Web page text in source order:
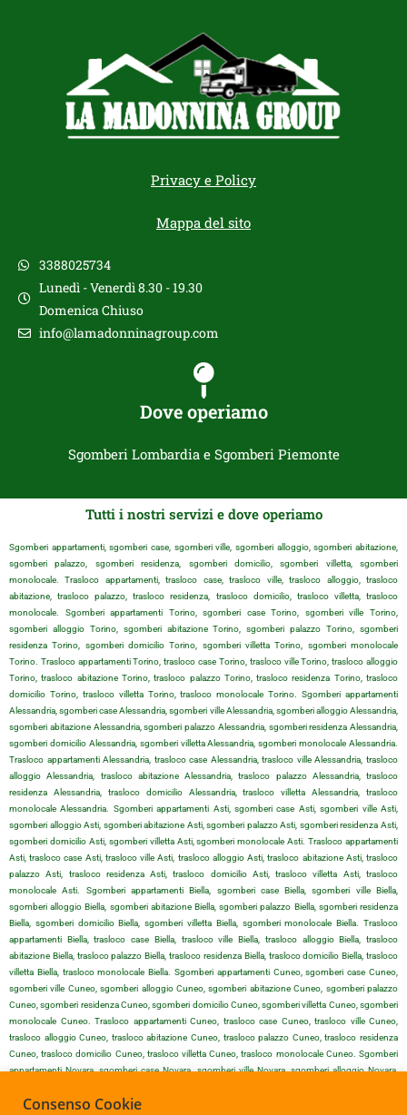
Privacy e Policy
Mappa del sito
3388025734
Lunedì - Venerdì 8.30 - 19.30
Domenica Chiuso
info@lamadonninagroup.com
Dove operiamo
Sgomberi Lombardia e Sgomberi Piemonte
Tutti i nostri servizi e dove operiamo
Sgomberi appartamenti, sgomberi case, sgomberi ville, sgomberi alloggio, sgomberi abitazione,
sgomberi palazzo, sgomberi residenza, sgomberi domicilio, sgomberi villetta, sgomberi
monolocale. Trasloco appartamenti, trasloco case, trasloco ville, trasloco alloggio, trasloco
abitazione, trasloco palazzo, trasloco residenza, trasloco domicilio, trasloco villetta, trasloco
monolocale. Sgomberi appartamenti Torino, sgomberi case Torino, sgomberi ville Torino,
sgomberi alloggio Torino, sgomberi abitazione Torino, sgomberi palazzo Torino, sgomberi
residenza Torino, sgomberi domicilio Torino, sgomberi villetta Torino, sgomberi monolocale
Torino. Trasloco appartamenti Torino, trasloco case Torino, trasloco ville Torino, trasloco alloggio
Torino, trasloco abitazione Torino, trasloco palazzo Torino, trasloco residenza Torino, trasloco
domicilio Torino, trasloco villetta Torino, trasloco monolocale Torino. Sgomberi appartamenti
Alessandria, sgomberi case Alessandria, sgomberi ville Alessandria, sgomberi alloggio Alessandria,
sgomberi abitazione Alessandria, sgomberi palazzo Alessandria, sgomberi residenza Alessandria,
sgomberi domicilio Alessandria, sgomberi villetta Alessandria, sgomberi monolocale Alessandria.
Trasloco appartamenti Alessandria, trasloco case Alessandria, trasloco ville Alessandria, trasloco
alloggio Alessandria, trasloco abitazione Alessandria, trasloco palazzo Alessandria, trasloco
residenza Alessandria, trasloco domicilio Alessandria, trasloco villetta Alessandria, trasloco
monolocale Alessandria. Sgomberi appartamenti Asti, sgomberi case Asti, sgomberi ville Asti,
sgomberi alloggio Asti, sgomberi abitazione Asti, sgomberi palazzo Asti, sgomberi residenza Asti,
sgomberi domicilio Asti, sgomberi villetta Asti, sgomberi monolocale Asti. Trasloco appartamenti
Asti, trasloco case Asti, trasloco ville Asti, trasloco alloggio Asti, trasloco abitazione Asti, trasloco
palazzo Asti, trasloco residenza Asti, trasloco domicilio Asti, trasloco villetta Asti, trasloco
monolocale Asti. Sgomberi appartamenti Biella, sgomberi case Biella, sgomberi ville Biella,
sgomberi alloggio Biella, sgomberi abitazione Biella, sgomberi palazzo Biella, sgomberi residenza
Biella, sgomberi domicilio Biella, sgomberi villetta Biella, sgomberi monolocale Biella. Trasloco
appartamenti Biella, trasloco case Biella, trasloco ville Biella, trasloco alloggio Biella, trasloco
abitazione Biella, trasloco palazzo Biella, trasloco residenza Biella, trasloco domicilio Biella, trasloco
villetta Biella, trasloco monolocale Biella. Sgomberi appartamenti Cuneo, sgomberi case Cuneo,
sgomberi ville Cuneo, sgomberi alloggio Cuneo, sgomberi abitazione Cuneo, sgomberi palazzo
Cuneo, sgomberi residenza Cuneo, sgomberi domicilio Cuneo, sgomberi villetta Cuneo, sgomberi
monolocale Cuneo. Trasloco appartamenti Cuneo, trasloco case Cuneo, trasloco ville Cuneo,
trasloco alloggio Cuneo, trasloco abitazione Cuneo, trasloco palazzo Cuneo, trasloco residenza
Cuneo, trasloco domicilio Cuneo, trasloco villetta Cuneo, trasloco monolocale Cuneo. Sgomberi
appartamenti Novara, sgomberi case Novara, sgomberi ville Novara, sgomberi alloggio Novara,
domicilio Novara, sgomberi villetta Novara, sgomberi monolocale Novara. Trasloco appartamenti
Consenso Cookie